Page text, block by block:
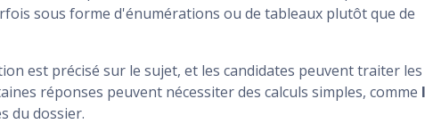
sous forme d'énumérations ou de tableaux plutôt que de
est précisé sur le sujet, et les candidates peuvent traiter les
réponses peuvent nécessiter des calculs simples, comme
du dossier.